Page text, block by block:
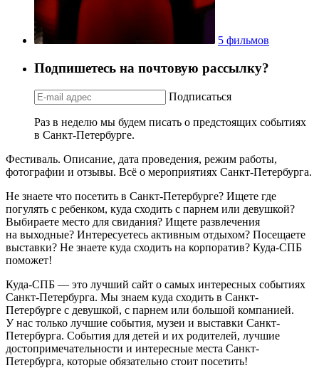
5 фильмов
Подпишетесь на почтовую рассылку?
Подписаться
Раз в неделю мы будем писать о предстоящих событиях
в Санкт-Петербурге.
Фестиваль. Описание, дата проведения, режим работы,
фотографии и отзывы. Всё о мероприятиях Санкт-Петербурга.
Не знаете что посетить в Санкт-Петербурге? Ищете где
погулять с ребенком, куда сходить с парнем или девушкой?
Выбираете место для свидания? Ищете развлечения
на выходные? Интересуетесь активным отдыхом? Посещаете
выставки? Не знаете куда сходить на корпоратив? Куда-СПБ
поможет!
Куда-СПБ — это лучший сайт о самых интересных событиях
Санкт-Петербурга. Мы знаем куда сходить в Санкт-
Петербурге с девушкой, с парнем или большой компанией.
У нас только лучшие события, музеи и выставки Санкт-
Петербурга. События для детей и их родителей, лучшие
достопримечательности и интересные места Санкт-
Петербурга, которые обязательно стоит посетить!